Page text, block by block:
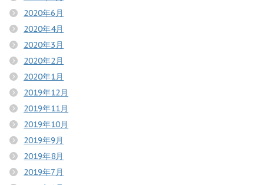
2020年6月
2020年4月
2020年3月
2020年2月
2020年1月
2019年12月
2019年11月
2019年10月
2019年9月
2019年8月
2019年7月